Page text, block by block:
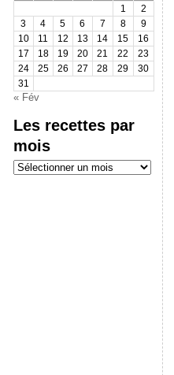
1
2
3
4 5 6 7 8
9
10
11 12 13 14 15
16
17
18 19 20 21 22
23
24
25 26 27 28 29
30
31
« Fév
Les recettes par
mois
Les
recettes